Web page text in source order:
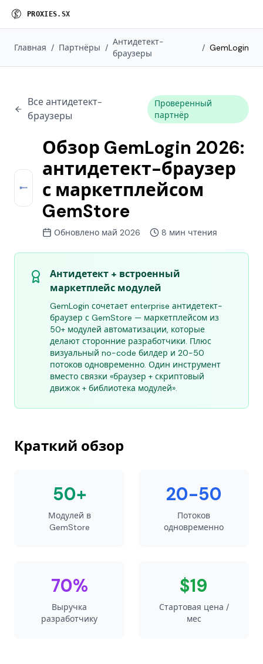
PROXI ES. SX
Главная / Партнёры /
Антидетект-
браузеры
/ GemLogin
Все антидетект-
браузеры
Проверенный
партнёр
Обзор GemLogin 2026:
антидетект-браузер
с маркетплейсом
GemStore
Обновлено май 2026 8 мин чтения
Антидетект + встроенный
маркетплейс модулей
GemLogin сочетает enterprise антидетект-
браузер с GemStore — маркетплейсом из
50+ модулей автоматизации, которые
делают сторонние разработчики. Плюс
визуальный no-code билдер и 20-50
потоков одновременно. Один инструмент
вместо связки «браузер + скриптовый
движок + библиотека модулей».
Краткий обзор
50+
Модулей в
GemStore
20-50
Потоков
одновременно
70%
Выручка
разработчику
$19
Стартовая цена /
мес